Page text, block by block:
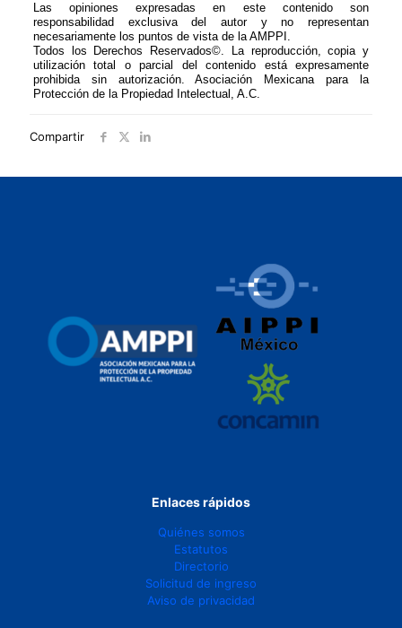
Las opiniones expresadas en este contenido son
responsabilidad exclusiva del autor y no representan
necesariamente los puntos de vista de la AMPPI.
Todos los Derechos Reservados©.
La reproducción, copia y
utilización total o parcial del contenido está expresamente
prohibida sin autorización. Asociación Mexicana para la
Protección de la Propiedad Intelectual, A.C.
Compartir
Enlaces rápidos
Quiénes somos
Estatutos
Directorio
Solicitud de ingreso
Aviso de privacidad